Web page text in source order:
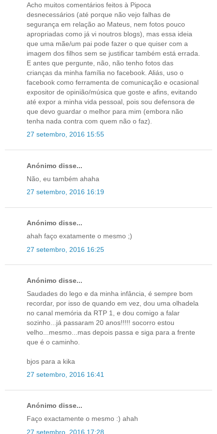
Acho muitos comentários feitos à Pipoca
desnecessários (até porque não vejo falhas de
segurança em relação ao Mateus, nem fotos pouco
apropriadas como já vi noutros blogs), mas essa ideia
que uma mãe/um pai pode fazer o que quiser com a
imagem dos filhos sem se justificar também está errada.
E antes que pergunte, não, não tenho fotos das
crianças da minha família no facebook. Aliás, uso o
facebook como ferramenta de comunicação e ocasional
expositor de opinião/música que goste e afins, evitando
até expor a minha vida pessoal, pois sou defensora de
que devo guardar o melhor para mim (embora não
tenha nada contra com quem não o faz).
27 setembro, 2016 15:55
Anónimo disse...
Não, eu também ahaha
27 setembro, 2016 16:19
Anónimo disse...
ahah faço exatamente o mesmo ;)
27 setembro, 2016 16:25
Anónimo disse...
Saudades do lego e da minha infância, é sempre bom
recordar, por isso de quando em vez, dou uma olhadela
no canal memória da RTP 1, e dou comigo a falar
sozinho...já passaram 20 anos!!!!! socorro estou
velho...mesmo...mas depois passa e siga para a frente
que é o caminho.
bjos para a kika
27 setembro, 2016 16:41
Anónimo disse...
Faço exactamente o mesmo :) ahah
27 setembro, 2016 17:28